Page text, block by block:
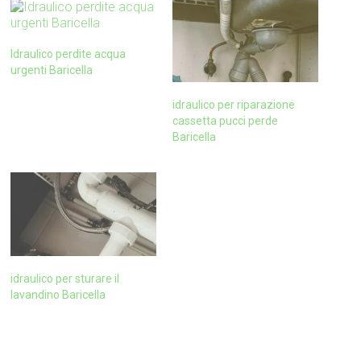
Idraulico perdite acqua
urgenti Baricella
idraulico per riparazione
cassetta pucci perde
Baricella
idraulico per sturare il
lavandino Baricella